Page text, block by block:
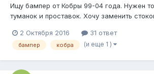
Ищу бампер от Кобры 99-04 года. Нужен
туманок и проставок. Хочу заменить
2 Октября 2016
31 ответ
бампер кобра (и еще 1 )